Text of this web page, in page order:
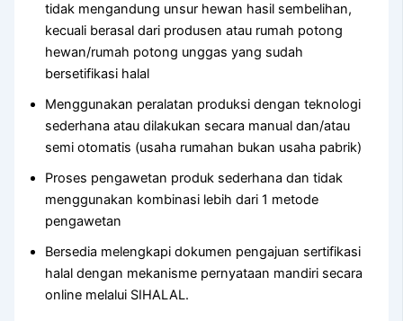
tidak mengandung unsur hewan hasil sembelihan,
kecuali berasal dari produsen atau rumah potong
hewan/rumah potong unggas yang sudah
bersetifikasi halal
Menggunakan peralatan produksi dengan teknologi
sederhana atau dilakukan secara manual dan/atau
semi otomatis (usaha rumahan bukan usaha pabrik)
Proses pengawetan produk sederhana dan tidak
menggunakan kombinasi lebih dari 1 metode
pengawetan
Bersedia melengkapi dokumen pengajuan sertifikasi
halal dengan mekanisme pernyataan mandiri secara
online melalui SIHALAL.